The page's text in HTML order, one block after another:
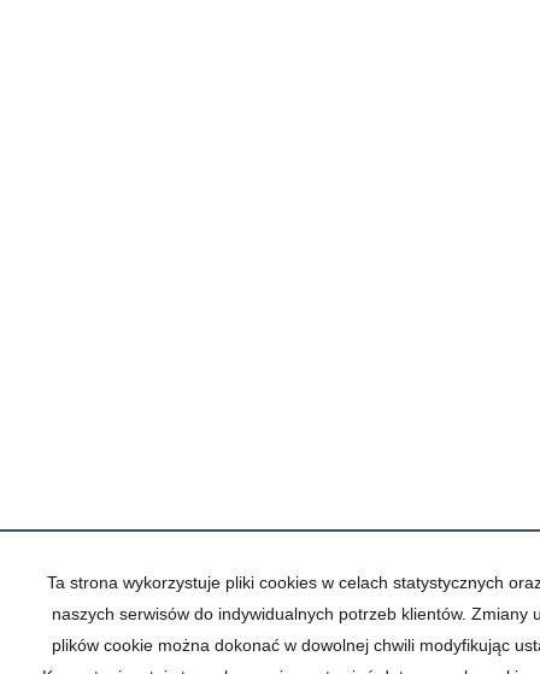
Ta strona wykorzystuje pliki cookies w celach statystycznych
naszych serwisów do indywidualnych potrzeb klientów. Zmiany
plików cookie można dokonać w dowolnej chwili modyfikując